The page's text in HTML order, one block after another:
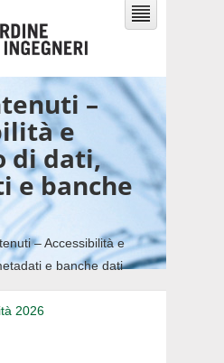
–
e
di dati,
e banche
– Accessibilità e
e banche dati
2026